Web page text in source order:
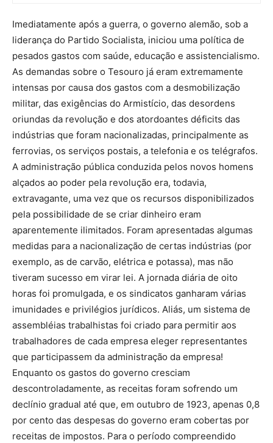
Imediatamente após a guerra, o governo alemão, sob a
liderança do Partido Socialista, iniciou uma política de
pesados gastos com saúde, educação e assistencialismo.
As demandas sobre o Tesouro já eram extremamente
intensas por causa dos gastos com a desmobilização
militar, das exigências do Armistício, das desordens
oriundas da revolução e dos atordoantes déficits das
indústrias que foram nacionalizadas, principalmente as
ferrovias, os serviços postais, a telefonia e os telégrafos.
A administração pública conduzida pelos novos homens
alçados ao poder pela revolução era, todavia,
extravagante, uma vez que os recursos disponibilizados
pela possibilidade de se criar dinheiro eram
aparentemente ilimitados. Foram apresentadas algumas
medidas para a nacionalização de certas indústrias (por
exemplo, as de carvão, elétrica e potassa), mas não
tiveram sucesso em virar lei. A jornada diária de oito
horas foi promulgada, e os sindicatos ganharam várias
imunidades e privilégios jurídicos. Aliás, um sistema de
assembléias trabalhistas foi criado para permitir aos
trabalhadores de cada empresa eleger representantes
que participassem da administração da empresa!
Enquanto os gastos do governo cresciam
descontroladamente, as receitas foram sofrendo um
declínio gradual até que, em outubro de 1923, apenas 0,8
por cento das despesas do governo eram cobertas por
receitas de impostos. Para o período compreendido